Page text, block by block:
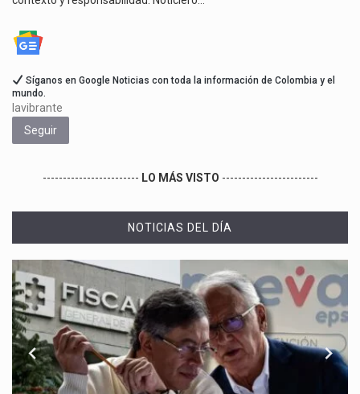
Síganos en Google Noticias con toda la información de Colombia y el
mundo.
lavibrante
Seguir
------------------------ LO MÁS VISTO ------------------------
NOTICIAS DEL DÍA